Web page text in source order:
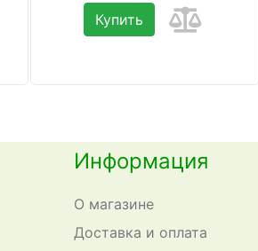
Купить
Информация
О магазине
Доставка и оплата